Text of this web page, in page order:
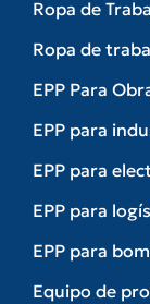
Ropa de
Ropa de
EPP Para
EPP para
EPP para
EPP para
EPP para
Equipo de